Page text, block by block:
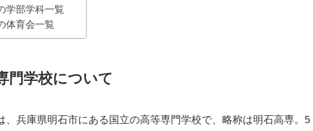
学部学科一覧
体育会一覧
門学校について
、兵庫県明石市にある国立の高等専門学校で、略称は明石高専。5